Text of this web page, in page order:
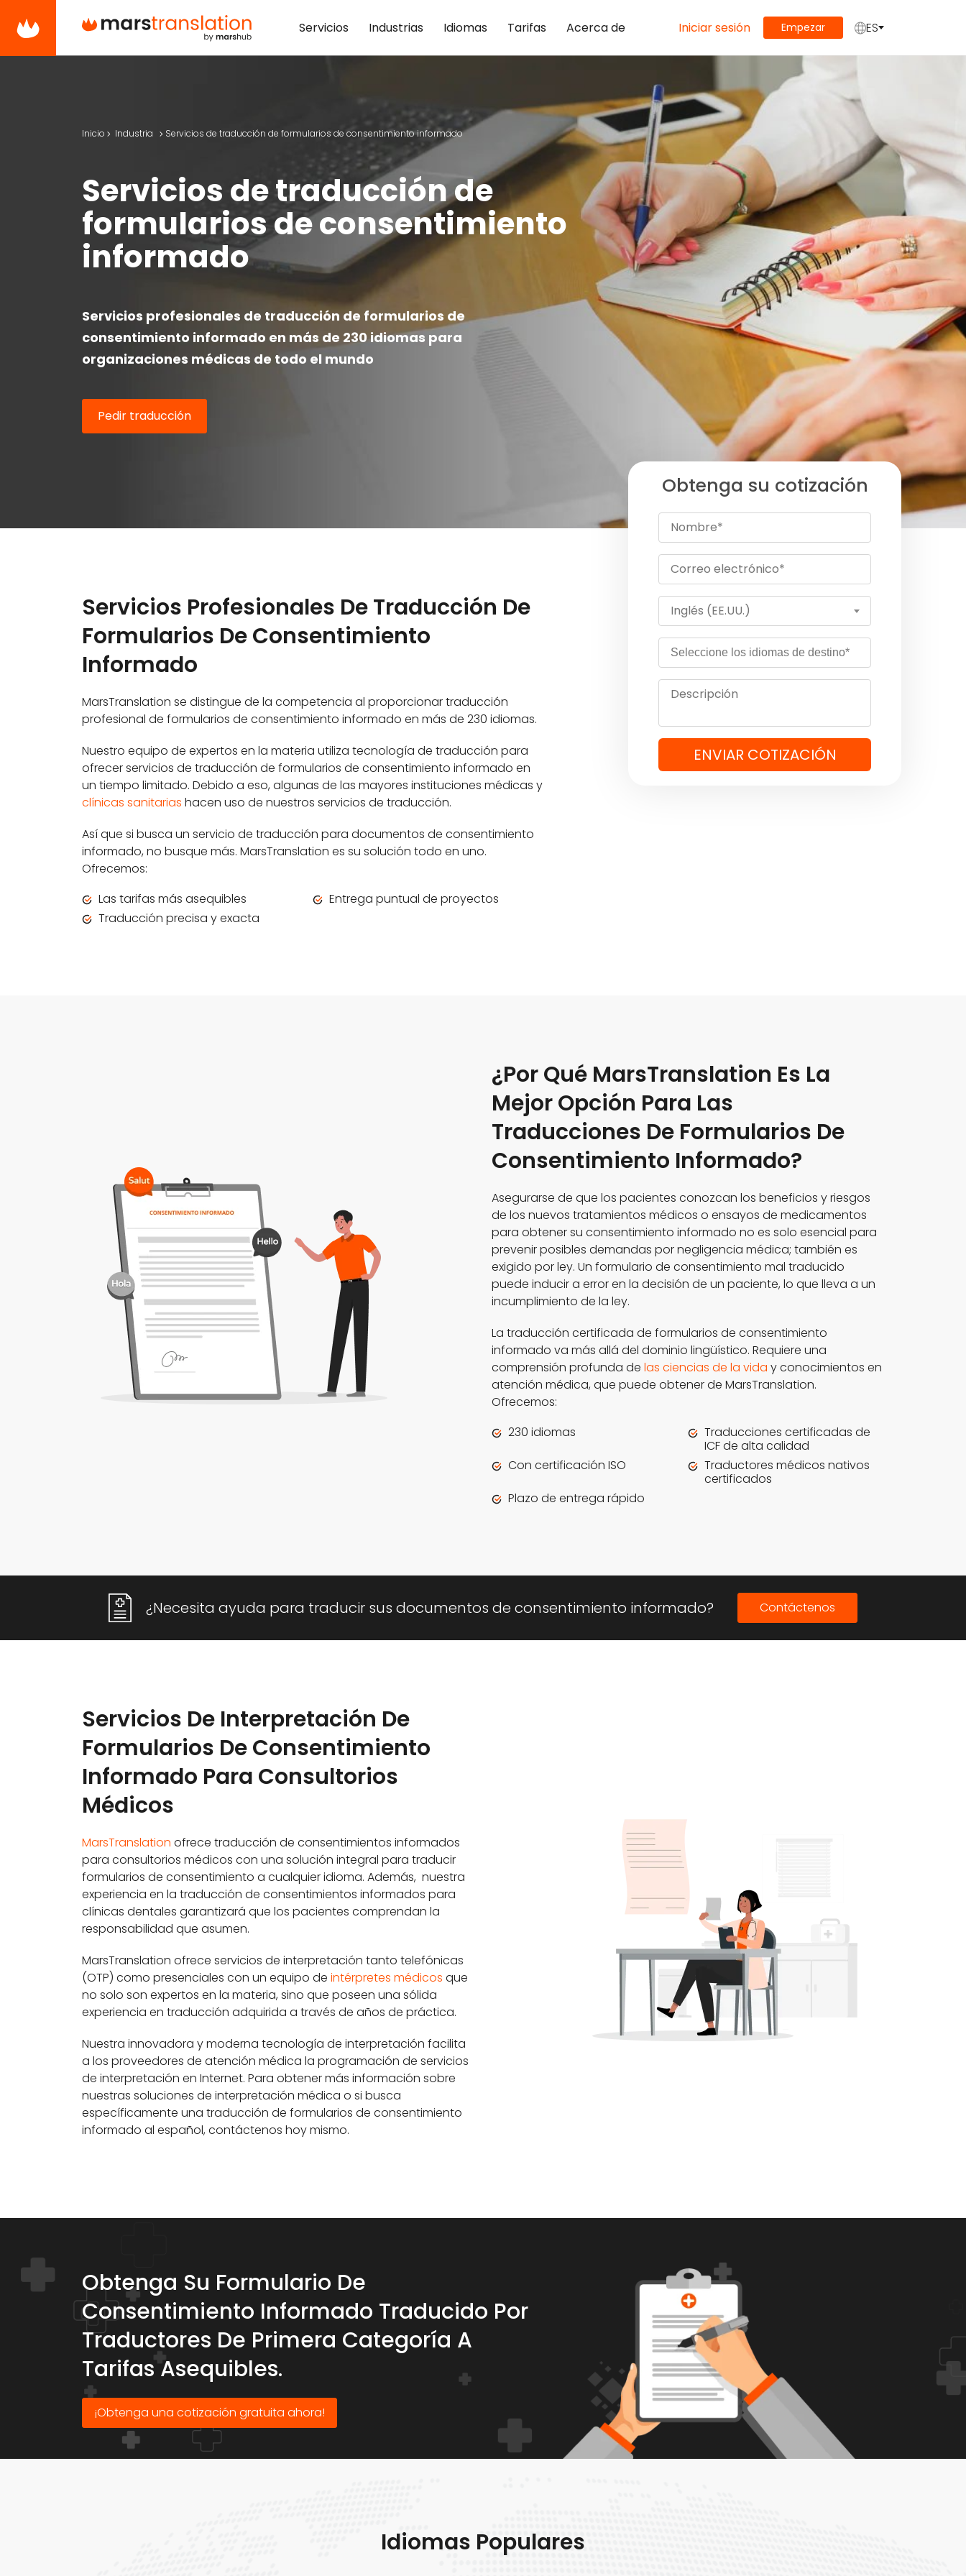
Servicios Industrias Idiomas Tarifas Acerca de Iniciar sesión Empezar ES
Inicio Industria Servicios de traducción de formularios de consentimiento informado
Servicios de traducción de
formularios de consentimiento
informado
Servicios profesionales de traducción de formularios de
consentimiento informado en más de 230 idiomas para
organizaciones médicas de todo el mundo
Pedir traducción
Obtenga su cotización
Inglés (EE.UU.)
ENVIAR COTIZACIÓN
Servicios Profesionales De Traducción De
Formularios De Consentimiento
Informado
MarsTranslation se distingue de la competencia al proporcionar traducción
profesional de formularios de consentimiento informado en más de 230 idiomas.
Nuestro equipo de expertos en la materia utiliza tecnología de traducción para
ofrecer servicios de traducción de formularios de consentimiento informado en
un tiempo limitado. Debido a eso, algunas de las mayores instituciones médicas y
clínicas sanitarias hacen uso de nuestros servicios de traducción.
Así que si busca un servicio de traducción para documentos de consentimiento
informado, no busque más. MarsTranslation es su solución todo en uno.
Ofrecemos:
Las tarifas más asequibles
Entrega puntual de proyectos
Traducción precisa y exacta
¿Por Qué MarsTranslation Es La
Mejor Opción Para Las
Traducciones De Formularios De
Consentimiento Informado?
Asegurarse de que los pacientes conozcan los beneficios y riesgos
de los nuevos tratamientos médicos o ensayos de medicamentos
para obtener su consentimiento informado no es solo esencial para
prevenir posibles demandas por negligencia médica; también es
exigido por ley. Un formulario de consentimiento mal traducido
puede inducir a error en la decisión de un paciente, lo que lleva a un
incumplimiento de la ley.
La traducción certificada de formularios de consentimiento
informado va más allá del dominio lingüístico. Requiere una
comprensión profunda de las ciencias de la vida y conocimientos en
atención médica, que puede obtener de MarsTranslation.
Ofrecemos:
230 idiomas
Traducciones certificadas de
ICF de alta calidad
Con certificación ISO
Traductores médicos nativos
certificados
Plazo de entrega rápido
¿Necesita ayuda para traducir sus documentos de consentimiento informado? Contáctenos
Servicios De Interpretación De
Formularios De Consentimiento
Informado Para Consultorios
Médicos
MarsTranslation ofrece traducción de consentimientos informados
para consultorios médicos con una solución integral para traducir
formularios de consentimiento a cualquier idioma. Además, nuestra
experiencia en la traducción de consentimientos informados para
clínicas dentales garantizará que los pacientes comprendan la
responsabilidad que asumen.
MarsTranslation ofrece servicios de interpretación tanto telefónicas
(OTP) como presenciales con un equipo de intérpretes médicos que
no solo son expertos en la materia, sino que poseen una sólida
experiencia en traducción adquirida a través de años de práctica.
Nuestra innovadora y moderna tecnología de interpretación facilita
a los proveedores de atención médica la programación de servicios
de interpretación en Internet. Para obtener más información sobre
nuestras soluciones de interpretación médica o si busca
específicamente una traducción de formularios de consentimiento
informado al español, contáctenos hoy mismo.
Obtenga Su Formulario De
Consentimiento Informado Traducido Por
Traductores De Primera Categoría A
Tarifas Asequibles.
¡Obtenga una cotización gratuita ahora!
Idiomas Populares